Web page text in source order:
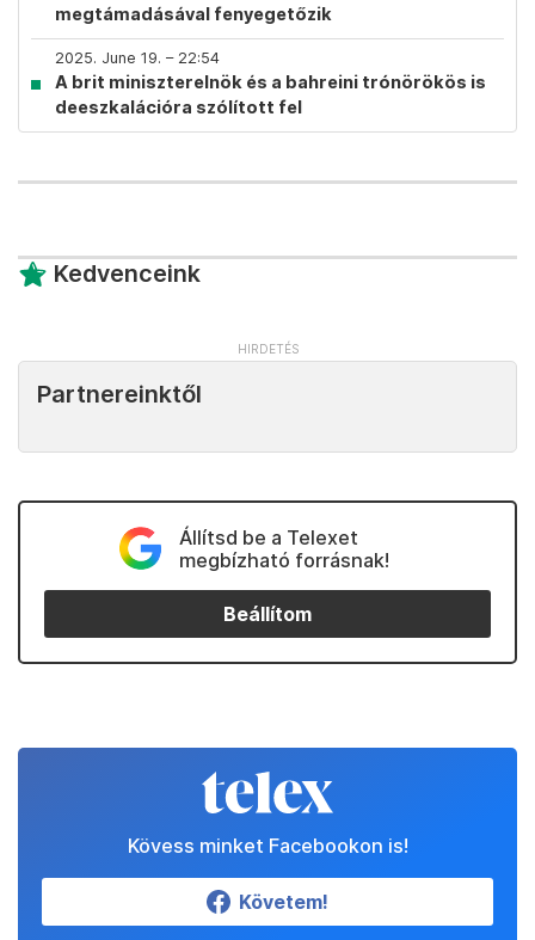
megtámadásával fenyegetőzik
2025. June 19. – 22:54
A brit miniszterelnök és a bahreini trónörökös is
deeszkalációra szólított fel
Kedvenceink
Partnereinktől
Állítsd be a Telexet
megbízható forrásnak!
Beállítom
Kövess minket Facebookon is!
Követem!